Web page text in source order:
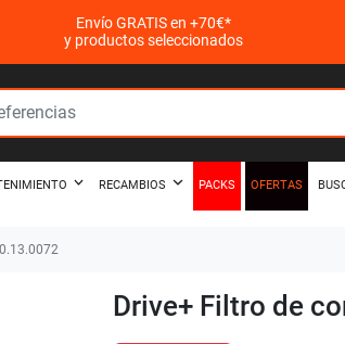
Envío GRATIS en +70€*
y productos seleccionados
RECAMBIOS PACKS OFERTAS
Drive+ Filtro de